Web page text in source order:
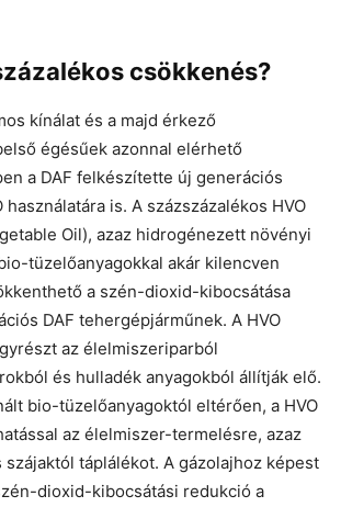
csökkenés?
kínálat és a majd érkező
égésűek azonnal elérhető
a DAF felkészítette új generációs
is. A százszázalékos HVO
Oil), azaz hidrogénezett növényi
tüzelőanyagokkal akár kilencven
a szén-dioxid-kibocsátása
DAF tehergépjárműnek. A HVO
az élelmiszeriparból
és hulladék anyagokból állítják elő.
bio-tüzelőanyagoktól eltérően, a HVO
az élelmiszer-termelésre, azaz
szájaktól táplálékot. A gázolajhoz képest
dioxid-kibocsátási redukció a